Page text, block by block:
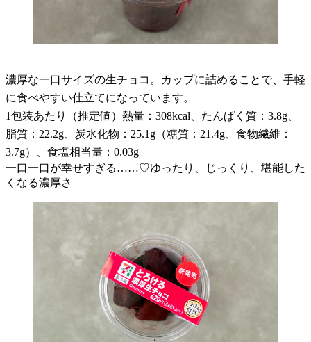
濃厚な一口サイズの生チョコ。カップに詰めることで、手軽
に食べやすい仕立てになっています。
1包装あたり（推定値）熱量：308kcal、たんぱく質：3.8g、
脂質：22.2g、炭水化物：25.1g（糖質：21.4g、食物繊維：
3.7g）、食塩相当量：0.03g
一口一口が幸せすぎる……♡ゆったり、じっくり、堪能した
くなる濃厚さ